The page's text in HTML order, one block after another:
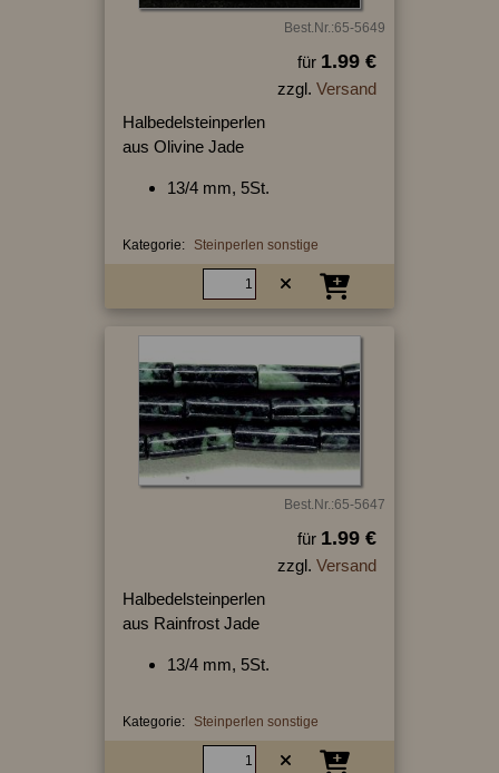
Best.Nr.:65-5649
für 1.99 €
zzgl. Versand
Halbedelsteinperlen
aus Olivine Jade
13/4 mm, 5St.
Kategorie: Steinperlen sonstige
Best.Nr.:65-5647
für 1.99 €
zzgl. Versand
Halbedelsteinperlen
aus Rainfrost Jade
13/4 mm, 5St.
Kategorie: Steinperlen sonstige